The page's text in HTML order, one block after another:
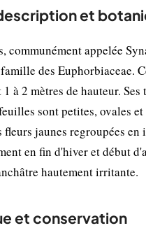
et
communément appelée
des Euphorbiaceae.
à 2 mètres de hauteur.
sont petites, ovales
jaunes regroupées
en fin d'hiver et début
hautement irritante.
et conservation